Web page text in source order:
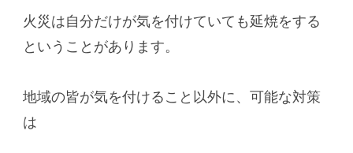
火災は自分だけが気を付けていても延焼をする
ということがあります。
地域の皆が気を付けること以外に、可能な対策
は